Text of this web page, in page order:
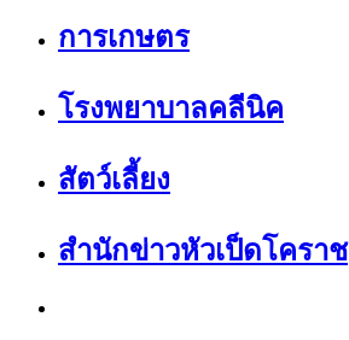
การเกษตร
โรงพยาบาลคลีนิค
สัตว์เลี้ยง
สำนักข่าวหัวเป็ดโคราช